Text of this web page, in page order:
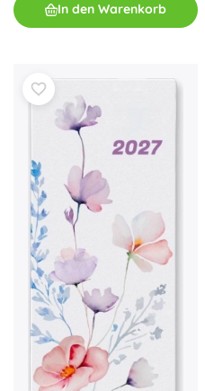
In den Warenkorb